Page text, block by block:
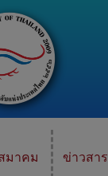
มาคม ข่าวสาร